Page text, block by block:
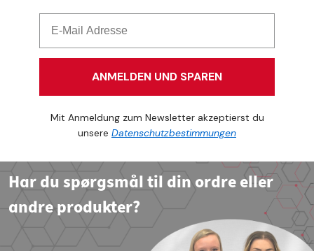
ANMELDEN UND SPAREN
Mit Anmeldung zum Newsletter akzeptierst du
unsere Datenschutzbestimmungen
Har du spørgsmål til din ordre eller
andre produkter?